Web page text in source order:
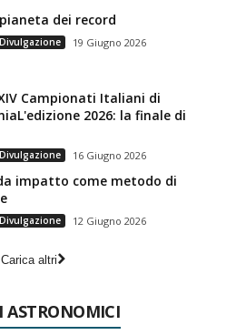
dei record
19 Giugno 2026
Campionati Italiani di
2026: la finale di
16 Giugno 2026
impatto come metodo di
12 Giugno 2026
Carica altri
ASTRONOMICI